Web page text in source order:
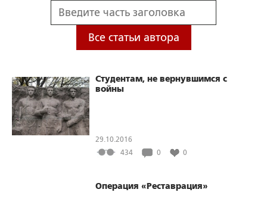
Все статьи автора
Студентам, не вернувшимся с
войны
29.10.2016
434
0 0
Операция «Реставрация»